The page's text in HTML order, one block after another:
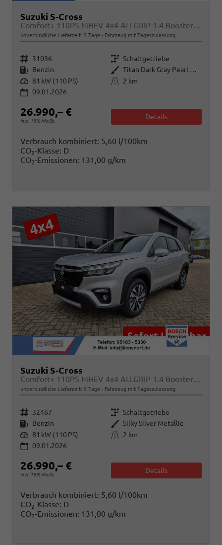
Suzuki S-Cross
Comfort+ 110PS MHEV 4x4 ALLGRIP 1.4 Boosterjet Teilleder Navi Klimaautomatik Sitzheizung ACC PDC v+h 4x Kamera Suzuki-Radio Apple CarPlay Android Auto Touchscreen 2xKeyless 17-LM
unverbindliche Lieferzeit: 5 Tage Fahrzeug mit Tageszulassung
Fahrzeugnr. 31036 Getriebe Schaltgetriebe
Kraftstoff Benzin Außenfarbe
Titan Dark Gray Pearl Metallic
Leistung 81 kW (110 PS) Kilometerstand
2 km
09.01.2026
26.990,– €
incl. 19% MwSt.
Details
Verbrauch kombiniert: 5,60 l/100km
CO2-Klasse: D
CO2-Emissionen: 131,00 g/km
Suzuki S-Cross
Comfort+ 110PS MHEV 4x4 ALLGRIP 1.4 Boosterjet Teilleder Navi Klimaautomatik Sitzheizung ACC PDC v+h 4x Kamera Suzuki-Radio Apple CarPlay Android Auto Touchscreen 2xKeyless 17-LM
unverbindliche Lieferzeit: 5 Tage Fahrzeug mit Tageszulassung
Fahrzeugnr. 32467 Getriebe Schaltgetriebe
Kraftstoff Benzin Außenfarbe Silky Silver Metallic
Leistung 81 kW (110 PS) Kilometerstand
2 km
09.01.2026
26.990,– €
incl. 19% MwSt.
Details
Verbrauch kombiniert: 5,60 l/100km
CO2-Klasse: D
CO2-Emissionen: 131,00 g/km